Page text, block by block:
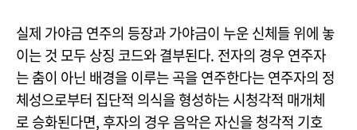
실제 가야금 연주의 등장과 가야금이 누운 신체들 위에 놓
이는 것 모두 상징 코드와 결부된다. 전자의 경우 연주자
는 춤이 아닌 배경을 이루는 곡을 연주한다는 연주자의 정
체성으로부터 집단적 의식을 형성하는 시청각적 매개체
로 승화된다면, 후자의 경우 음악은 자신을 청각적 기호